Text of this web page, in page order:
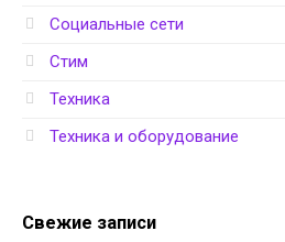
Социальные сети
Стим
Техника
Техника и оборудование
Свежие записи